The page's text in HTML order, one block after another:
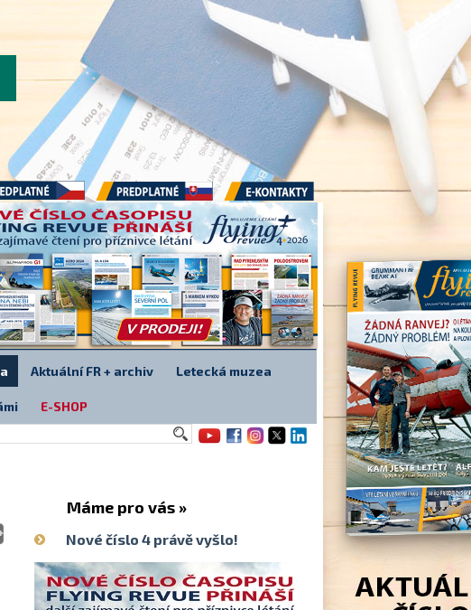
Máme pro vás »
Nové číslo 4 právě vyšlo!
Předplatné E-kontakty
Aktuální FR + archiv Letecká muzea
E-SHOP